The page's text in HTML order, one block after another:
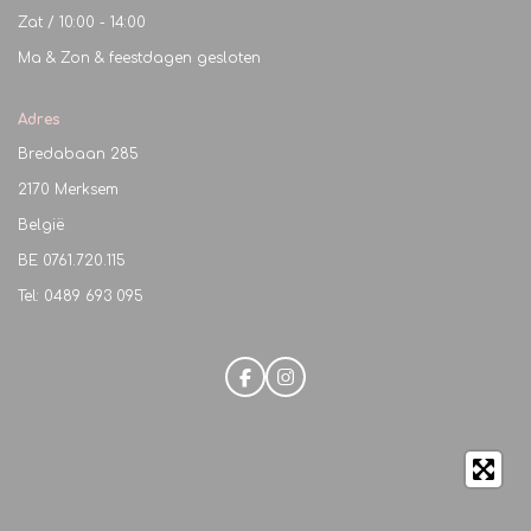
Zat / 10:00 - 14:00
Ma & Zon & feestdagen gesloten
Adres
Bredabaan 285
2170 Merksem
België
BE 0761.720.115
Tel: 0489 693 095
F
a
I
n